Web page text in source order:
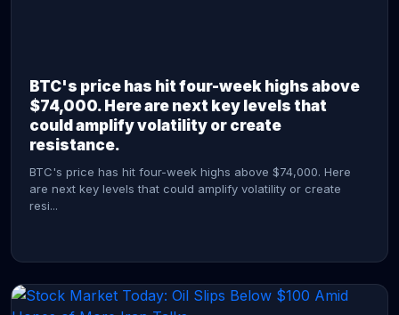
BTC's price has hit four-week highs above
$74,000. Here are next key levels that
could amplify volatility or create
resistance.
BTC's price has hit four-week highs above $74,000. Here
are next key levels that could amplify volatility or create
resi...